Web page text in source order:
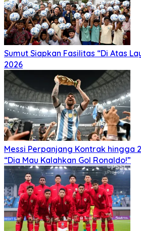
Sumut Siapkan Fasilitas “Di Atas
2026
Messi Perpanjang Kontrak hingga
“Dia Mau Kalahkan Gol Ronaldo!”